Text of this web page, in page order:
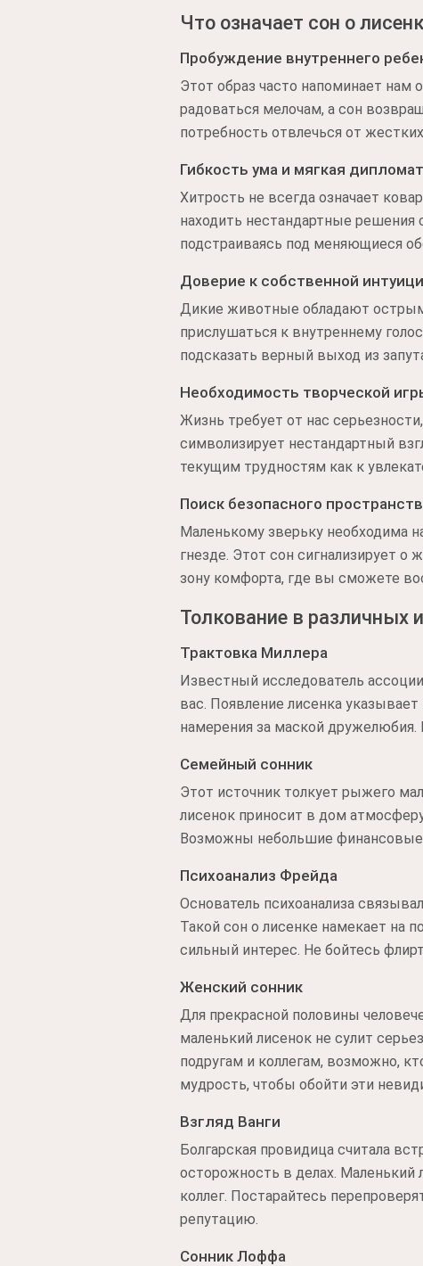
Что означает сон о
Пробуждение внутреннего
Этот образ часто напоминает
радоваться мелочам, а сон
потребность отвлечься от
Гибкость ума и мягкая
Хитрость не всегда означает
находить нестандартные решения
подстраиваясь под меняющиеся
Доверие к собственной
Дикие животные обладают
прислушаться к внутреннему
подсказать верный выход из
Необходимость творческой
Жизнь требует от нас
символизирует нестандартный
текущим трудностям как к
Поиск безопасного
Маленькому зверьку необходима
гнезде. Этот сон сигнализирует
зону комфорта, где вы сможете
Толкование в различных
Трактовка Миллера
Известный исследователь
вас. Появление лисенка
намерения за маской
Семейный сонник
Этот источник толкует рыжего
лисенок приносит в дом
Возможны небольшие финансовые
Психоанализ Фрейда
Основатель психоанализа
Такой сон о лисенке намекает на
сильный интерес. Не бойтесь
Женский сонник
Для прекрасной половины
маленький лисенок не сулит
подругам и коллегам, возможно,
мудрость, чтобы обойти эти
Взгляд Ванги
Болгарская провидица считала
осторожность в делах. Маленький
коллег. Постарайтесь
репутацию.
Сонник Лоффа